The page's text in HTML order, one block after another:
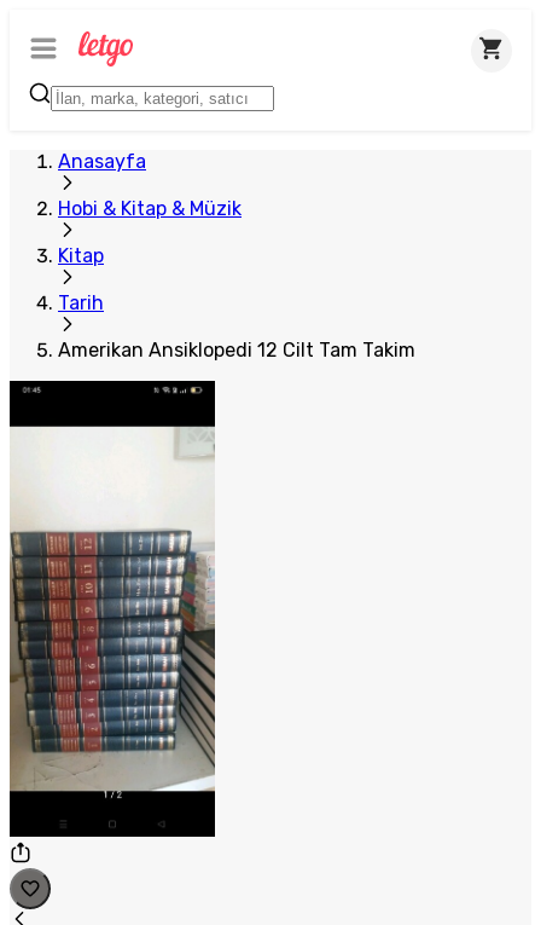
Anasayfa
Hobi & Kitap & Müzik
Kitap
Tarih
Amerikan Ansiklopedi 12 Cilt Tam Takim